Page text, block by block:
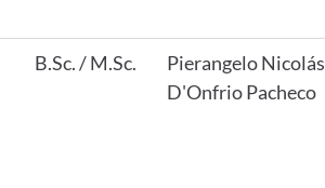
B.Sc. / M.Sc.
Pierangelo Nicolás
D'Onfrio Pacheco